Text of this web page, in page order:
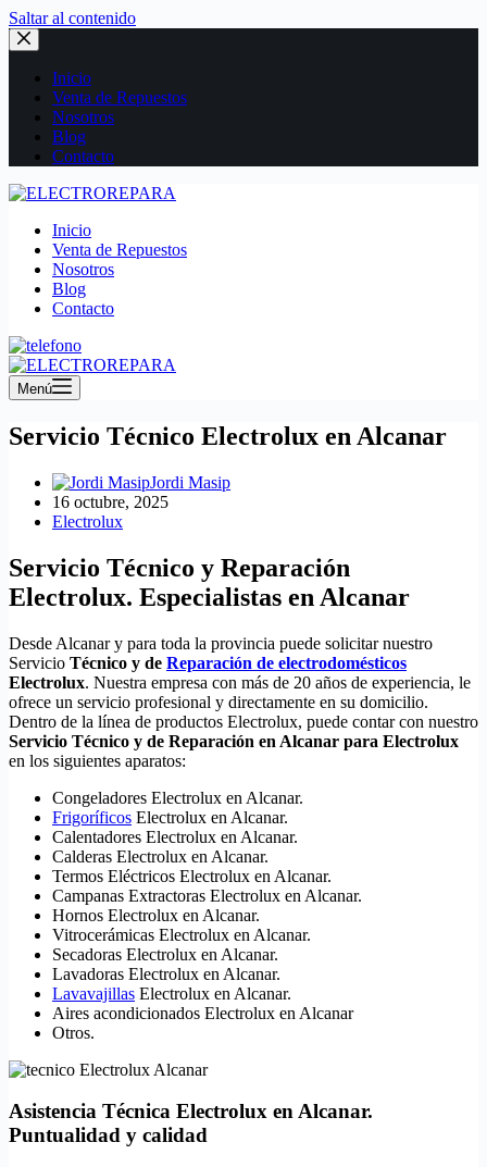
Saltar al contenido
Inicio
Venta de Repuestos
Nosotros
Blog
Contacto
Inicio
Venta de Repuestos
Nosotros
Blog
Contacto
Menú
Servicio Técnico Electrolux en Alcanar
Jordi Masip
16 octubre, 2025
Electrolux
Servicio Técnico y Reparación
Electrolux. Especialistas en Alcanar
Desde Alcanar y para toda la provincia puede solicitar nuestro
Servicio Técnico y de Reparación de electrodomésticos
Electrolux. Nuestra empresa con más de 20 años de experiencia, le
ofrece un servicio profesional y directamente en su domicilio.
Dentro de la línea de productos Electrolux, puede contar con nuestro
Servicio Técnico y de Reparación en Alcanar para Electrolux
en los siguientes aparatos:
Congeladores Electrolux en Alcanar.
Frigoríficos Electrolux en Alcanar.
Calentadores Electrolux en Alcanar.
Calderas Electrolux en Alcanar.
Termos Eléctricos Electrolux en Alcanar.
Campanas Extractoras Electrolux en Alcanar.
Hornos Electrolux en Alcanar.
Vitrocerámicas Electrolux en Alcanar.
Secadoras Electrolux en Alcanar.
Lavadoras Electrolux en Alcanar.
Lavavajillas Electrolux en Alcanar.
Aires acondicionados Electrolux en Alcanar
Otros.
Asistencia Técnica Electrolux en Alcanar.
Puntualidad y calidad